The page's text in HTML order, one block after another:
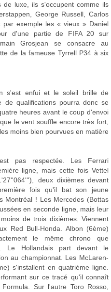
de luxe, ils s'occupent comme ils
George Russell, Carlos
par exemple les « vieux » Daniel
d'une partie de FIFA 20 sur
Grosjean se consacre au
de la fameuse Tyrrell P34 à six
s'est enfui et le soleil brille de
de qualifications pourra donc se
heures avant le coup d'envoi
le vent souffle encore très fort,
moins bien pourvues en matière
pas respectée. Les Ferrari
ligne, mais cette fois Vettel
deux dixièmes devant
fois qu'il bat son jeune
Montréal ! Les Mercedes (Bottas
en seconde ligne, mais leur
de trois dixièmes. Viennent
Red Bull-Honda. Albon (6ème)
le même chrono que
Le Hollandais part devant le
au championnat. Les McLaren-
s'installent en quatrième ligne.
sur ce tracé qu'il connaît
Sur l'autre Toro Rosso,